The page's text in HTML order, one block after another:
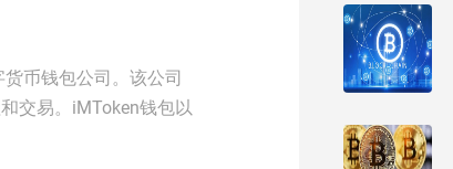
币钱包公司。该公司
交易。iMToken钱包以